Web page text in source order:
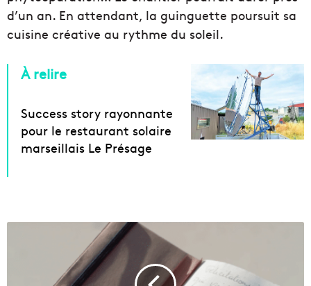
d’un an. En attendant, la guinguette poursuit sa
cuisine créative au rythme du soleil.
À relire
Success story rayonnante
pour le restaurant solaire
marseillais Le Présage